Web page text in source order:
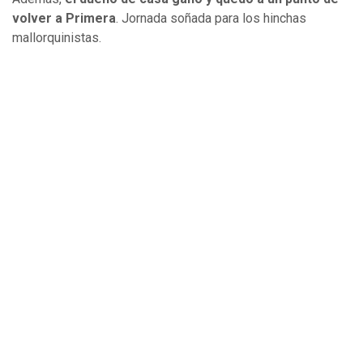
volver a Primera . Jornada soñada para los hinchas
mallorquinistas.